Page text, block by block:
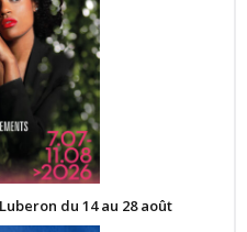
du 14 au 28 août